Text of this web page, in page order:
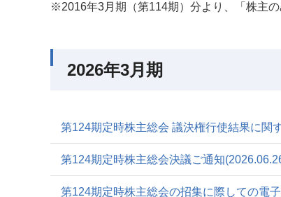
※2016年3月期（第114期）分より、「株主
2026年3月期
第124期定時株主総会 議決権行使結果に関
第124期定時株主総会決議ご通知
第124期定時株主総会の招集に際しての電